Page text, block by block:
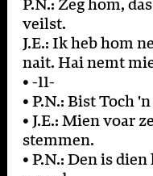
P.N.: Zeg hom,
veilst.
J.E.: Ik heb hom
nait. Hai nemt
• -11-
• P.N.: Bist Toch
• J.E.: Mien voar
stemmen.
• P.N.: Den is